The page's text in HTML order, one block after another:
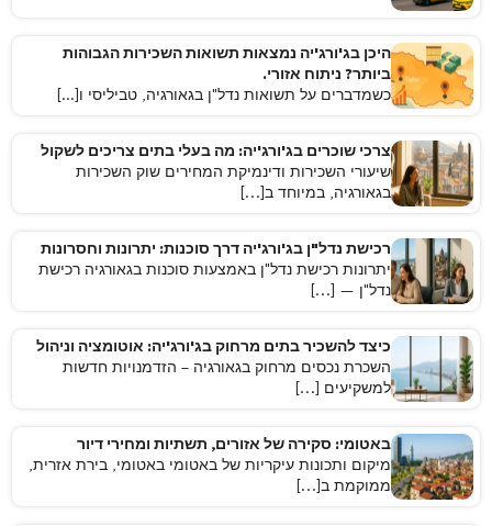
היכן בג'ורג'יה נמצאות תשואות השכירות הגבוהות
ביותר? ניתוח אזורי.
כשמדברים על תשואות נדל"ן בגאורגיה, טביליסי ו[...]
צרכי שוכרים בג'ורג'יה: מה בעלי בתים צריכים לשקול
שיעורי השכירות ודינמיקת המחירים שוק השכירות
בגאורגיה, במיוחד ב[…]
רכישת נדל"ן בג'ורג'יה דרך סוכנות: יתרונות וחסרונות
יתרונות רכישת נדל"ן באמצעות סוכנות בגאורגיה רכישת
נדל"ן — […]
כיצד להשכיר בתים מרחוק בג'ורג'יה: אוטומציה וניהול
השכרת נכסים מרחוק בגאורגיה – הזדמנויות חדשות
למשקיעים […]
באטומי: סקירה של אזורים, תשתיות ומחירי דיור
מיקום ותכונות עיקריות של באטומי באטומי, בירת אזרית,
ממוקמת ב[…]